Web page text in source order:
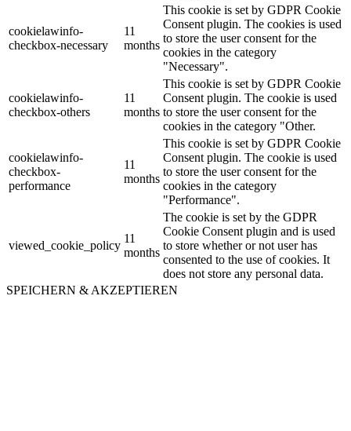
cookielawinfo-
checkbox-necessary
11
months
This cookie is set by GDPR Cookie
Consent plugin. The cookies is used
to store the user consent for the
cookies in the category
"Necessary".
cookielawinfo-
checkbox-others
11
months
This cookie is set by GDPR Cookie
Consent plugin. The cookie is used
to store the user consent for the
cookies in the category "Other.
cookielawinfo-
checkbox-
performance
11
months
This cookie is set by GDPR Cookie
Consent plugin. The cookie is used
to store the user consent for the
cookies in the category
"Performance".
viewed_cookie_policy
11
months
The cookie is set by the GDPR
Cookie Consent plugin and is used
to store whether or not user has
consented to the use of cookies. It
does not store any personal data.
SPEICHERN & AKZEPTIEREN